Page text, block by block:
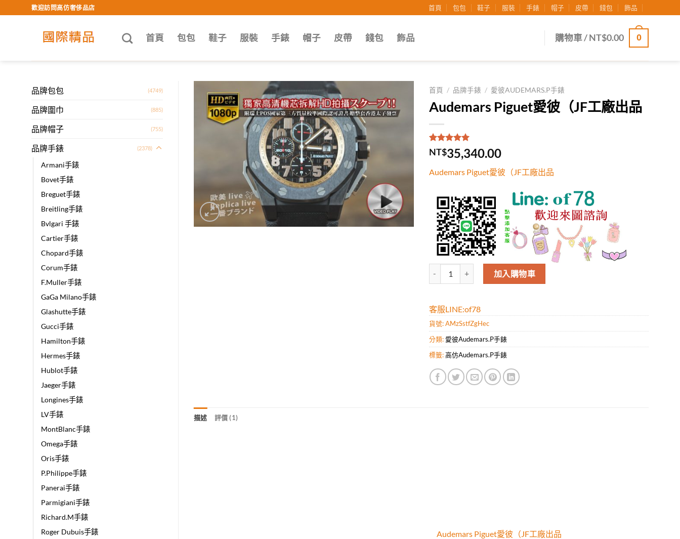
to
歡迎訪問高仿奢侈品店 首頁 包包 鞋子 服裝 手錶 帽子 皮帶 錢包 飾品
首頁 包包 鞋子 服裝 手錶 帽子 皮帶 錢包 飾品 購物車 /NT$0.00 0
品牌包包 (4749)
品牌圍巾 (885)
品牌帽子 (755)
品牌手錶 (2378)
Armani手錶
Bovet手錶
Breguet手錶
Breitling手錶
Bvlgari 手錶
Cartier手錶
Chopard手錶
Corum手錶
F.Muller手錶
GaGa Milano手錶
Glashutte手錶
Gucci手錶
Hamilton手錶
Hermes手錶
Hublot手錶
Jaeger手錶
Longines手錶
LV手錶
MontBlanc手錶
Omega手錶
Oris手錶
P.Philippe手錶
Panerai手錶
Parmigiani手錶
Richard.M手錶
Roger Dubuis手錶
Add to
首頁 / 品牌手錶 / 愛彼AUDEMARS.P手錶
Audemars Piguet愛彼（JF工廠出品
評分5.00 /
5，已有
1
位
分
NT$35,340.00
Audemars Piguet愛彼（JF工廠出品
Audemars Piguet愛彼（JF工廠出品 數量
加入購物車
客服LINE:of78
貨號:AMzSstfZgHec
分類: 愛彼Audemars.P手錶
標籤:高仿Audemars.P手錶
描述 評價 (1)
Audemars Piguet愛彼（JF工廠出品